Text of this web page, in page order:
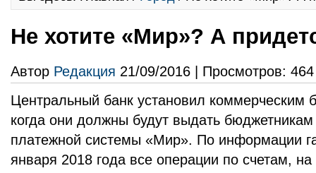
Не хотите «Мир»? А
Автор Редакция 21/09/2016 | Просмотров: 464
Центральный банк установил коммерческим
когда они должны будут выдать
платежной системы «Мир». По информации
января 2018 года все операции по счетам,